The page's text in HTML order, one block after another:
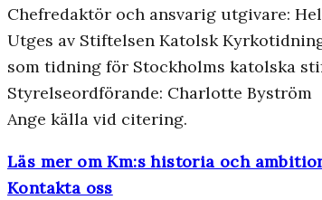
Chefredaktör och ansvarig utgivare:
Utges av Stiftelsen Katolsk
som tidning för Stockholms katolska
Styrelseordförande: Charlotte Byström
Ange källa vid citering.
Läs mer om Km:s historia och
Kontakta oss